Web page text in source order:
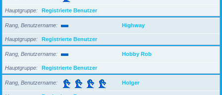
Hauptgruppe Registrierte Benutzer
Rang, Benutzername Highway
Hauptgruppe Registrierte Benutzer
Rang, Benutzername Hobby Rob
Hauptgruppe Registrierte Benutzer
Rang, Benutzername Holger